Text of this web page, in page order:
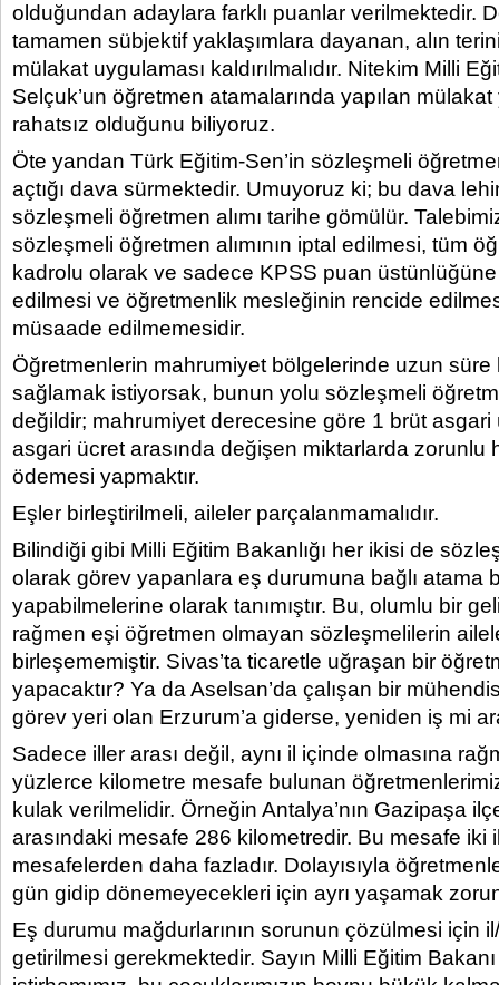
olduğundan adaylara farklı puanlar verilmektedir.
tamamen sübjektif yaklaşımlara dayanan, alın
mülakat uygulaması kaldırılmalıdır. Nitekim Milli
Selçuk’un öğretmen atamalarında yapılan
rahatsız olduğunu biliyoruz.
Öte yandan Türk Eğitim-Sen’in sözleşmeli
açtığı dava sürmektedir. Umuyoruz ki; bu dava
sözleşmeli öğretmen alımı tarihe gömülür.
sözleşmeli öğretmen alımının iptal edilmesi, tüm
kadrolu olarak ve sadece KPSS puan
edilmesi ve öğretmenlik mesleğinin rencide
müsaade edilmemesidir.
Öğretmenlerin mahrumiyet bölgelerinde uzun süre
sağlamak istiyorsak, bunun yolu sözleşmeli
değildir; mahrumiyet derecesine göre 1 brüt asgari
asgari ücret arasında değişen miktarlarda zorunlu
ödemesi yapmaktır.
Eşler birleştirilmeli, aileler parçalanmamalıdır.
Bilindiği gibi Milli Eğitim Bakanlığı her ikisi de
olarak görev yapanlara eş durumuna bağlı atama
yapabilmelerine olarak tanımıştır. Bu, olumlu bir
rağmen eşi öğretmen olmayan sözleşmelilerin
birleşememiştir. Sivas’ta ticaretle uğraşan bir
yapacaktır? Ya da Aselsan’da çalışan bir
görev yeri olan Erzurum’a giderse, yeniden iş mi
Sadece iller arası değil, aynı il içinde olmasına
yüzlerce kilometre mesafe bulunan
kulak verilmelidir. Örneğin Antalya’nın Gazipaşa
arasındaki mesafe 286 kilometredir. Bu mesafe iki
mesafelerden daha fazladır. Dolayısıyla
gün gidip dönemeyecekleri için ayrı yaşamak
Eş durumu mağdurlarının sorunun çözülmesi için
getirilmesi gerekmektedir. Sayın Milli Eğitim